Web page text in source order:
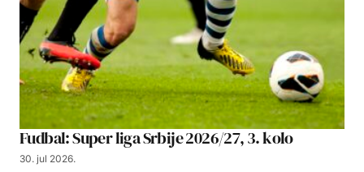
Fudbal: Super liga Srbije 2026/27, 3. kolo
30. jul 2026.